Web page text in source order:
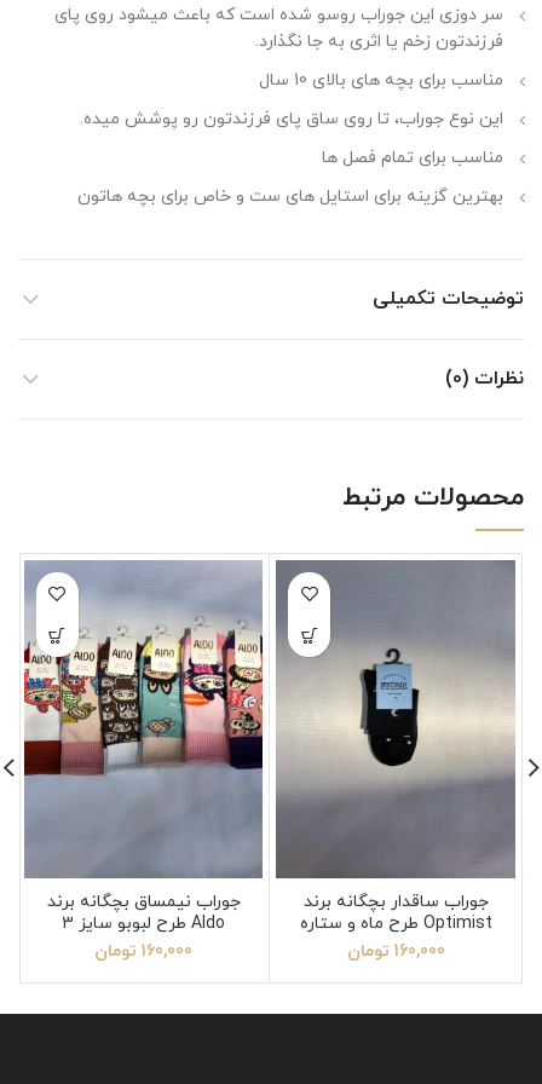
سر دوزی این جوراب روسو شده است که باعث میشود روی پای
فرزندتون زخم یا اثری به جا نگذارد.
مناسب برای بچه های بالای 10 سال
این نوع جوراب، تا روی ساق پای فرزندتون رو پوشش میده.
مناسب برای تمام فصل ها
بهترین گزینه برای استایل های ست و خاص برای بچه هاتون
توضیحات تکمیلی
نظرات (0)
محصولات مرتبط
جوراب ساقدار بچگانه برند
Optimist طرح ماه و ستاره
سایز 3
160,000 تومان
جوراب نیمساق بچگانه برند
Aldo طرح لبوبو سایز 3
160,000 تومان